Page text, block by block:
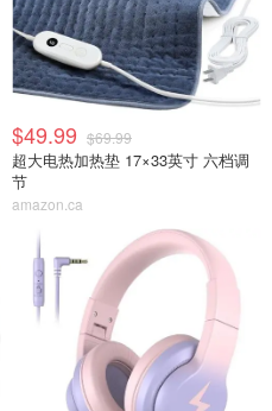
$49.99 $69.99
超大电热加热垫 17×33英寸 六档调
节
amazon.ca